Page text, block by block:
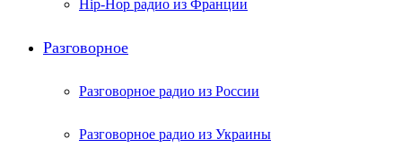
Hip-Hop радио из Франции
Разговорное
Разговорное радио из России
Разговорное радио из Украины